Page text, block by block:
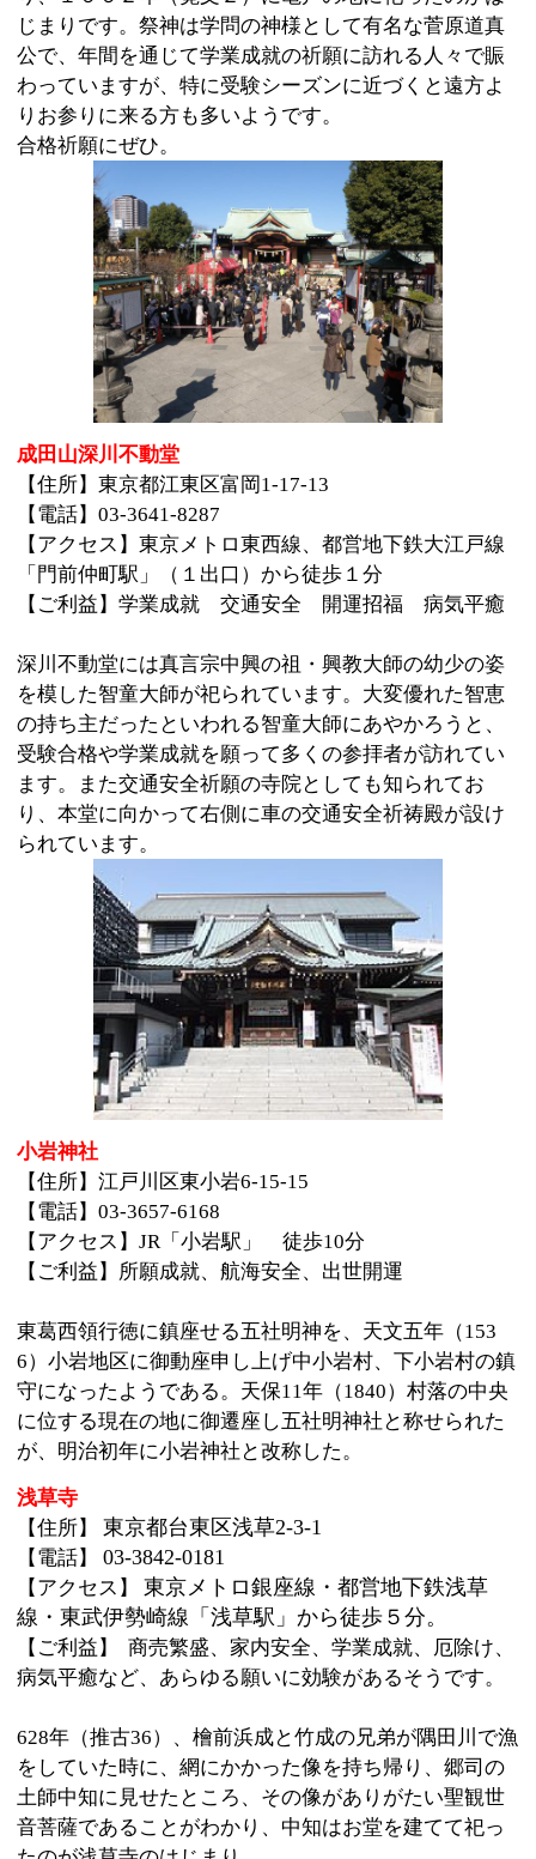
ます。また交通安全祈願の寺院としても知られてお
り、本堂に向かって右側に車の交通安全祈祷殿が設け
られています。
【住所】江戸川区東小岩6-15-15
【電話】03-3657-6168
【アクセス】JR「小岩駅」 徒歩10分
【ご利益】所願成就、航海安全、出世開運
東葛西領行徳に鎮座せる五社明神を、天文五年（153
守になったようである。天保11年（1840）村落の中央
に位する現在の地に御遷座し五社明神社と称せられた
が、明治初年に小岩神社と改称した。
浅草寺
【住所】 東京都台東区浅草2-3-1
【電話】03-3842-0181
【アクセス】東京メトロ銀座線・都営地下鉄浅草
線・東武伊勢崎線「浅草駅」から徒歩５分。
病気平癒など、あらゆる願いに効験があるそうです。
628年（推古36）、檜前浜成と竹成の兄弟が隅田川で漁
をしていた時に、網にかかった像を持ち帰り、郷司の
土師中知に見せたところ、その像がありがたい聖観世
音菩薩であることがわかり、中知はお堂を建てて祀っ
たのが浅草寺のはじまり。
日本人の誰もが知っている浅草寺。普段はもちろん初
詣はとりわけ混雑します。
大晦日の深夜、仲見世通りは浅草寺へ向かう一方通行
になりますのでご注意を！
このページの先頭へ
江戸川区時間 江東区時間 葛飾区時間
表示：PC|モバイル
© 2013 art blue Inc.